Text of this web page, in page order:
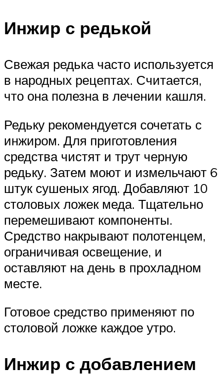
Инжир с редькой
Свежая редька часто используется
в народных рецептах. Считается,
что она полезна в лечении кашля.
Редьку рекомендуется сочетать с
инжиром. Для приготовления
средства чистят и трут черную
редьку. Затем моют и измельчают 6
штук сушеных ягод. Добавляют 10
столовых ложек меда. Тщательно
перемешивают компоненты.
Средство накрывают полотенцем,
ограничивая освещение, и
оставляют на день в прохладном
месте.
Готовое средство применяют по
столовой ложке каждое утро.
Инжир с добавлением